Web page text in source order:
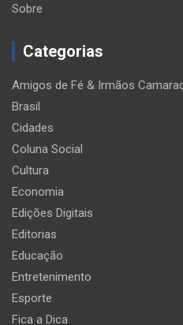
Sobre
Categorias
Amigos de Fé & Irmãos
Brasil
Cidades
Coluna Social
Cultura
Economia
Edições Digitais
Editorias
Educação
Entretenimento
Esporte
Fica a Dica